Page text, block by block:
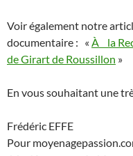
Voir également notre
documentaire : « À la
de Girart de Roussillon »
En vous souhaitant une
Frédéric EFFE
Pour